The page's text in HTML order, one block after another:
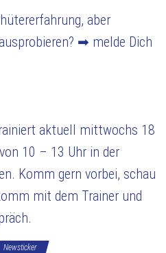
aber
➡ melde Dich
aktuell mittwochs 18
10 – 13 Uhr in der
Komm gern vorbei, schau
mit dem Trainer und
Newsticker